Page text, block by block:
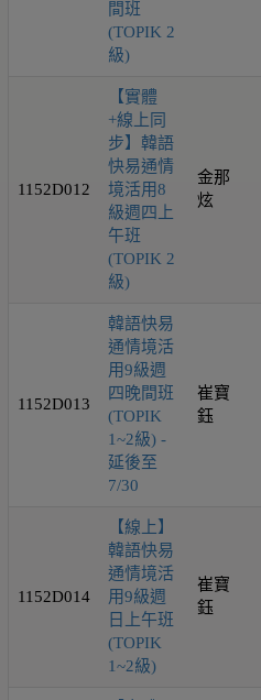
間班
(TOPIK 2
級)
1152D012
【實體
+線上同
步】韓語
快易通情
境活用8
級週四上
午班
(TOPIK 2
級)
金那
炫
1152D013
韓語快易
通情境活
用9級週
四晚間班
(TOPIK
1~2級) -
延後至
7/30
崔寶
鈺
1152D014
【線上】
韓語快易
通情境活
用9級週
日上午班
(TOPIK
1~2級)
崔寶
鈺